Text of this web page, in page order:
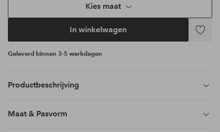
Kies maat
In winkelwagen
Geleverd binnen 3-5 werkdagen
Productbeschrijving
Maat & Pasvorm